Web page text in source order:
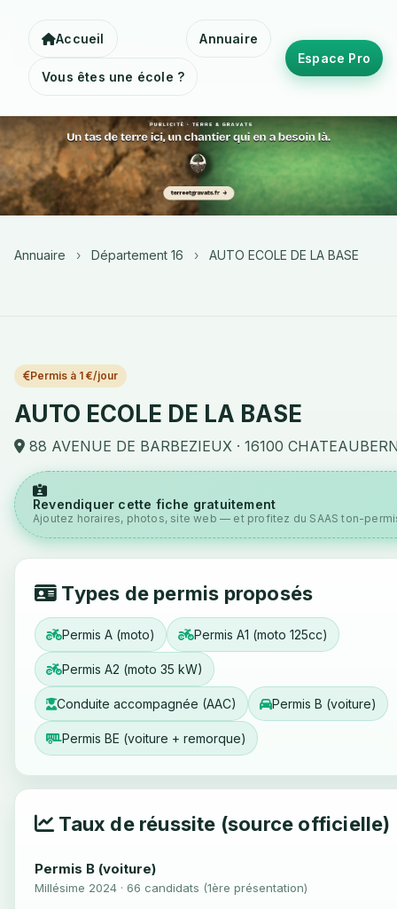
Accueil Annuaire
Vous êtes une école ?
Espace Pro
Annuaire › Département 16 › AUTO ECOLE DE LA BASE
Permis à 1 €/jour
AUTO ECOLE DE LA BASE
88 AVENUE DE BARBEZIEUX · 16100
Revendiquer cette fiche gratuitement
Ajoutez horaires, photos, site web — et profitez du SAAS ton-
Types de permis proposés
Permis A (moto) Permis A1 (moto 125cc)
Permis A2 (moto 35 kW)
Conduite accompagnée (AAC) Permis B (voiture)
Permis BE (voiture + remorque)
Taux de réussite (source officielle)
Permis B (voiture)
Millésime 2024 · 66 candidats (1ère présentation)